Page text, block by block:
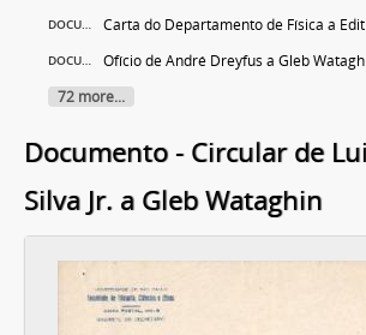
DOCUMENTO Carta do Departamento de Física a
DOCUMENTO
Ofício de André Dreyfus a Gleb
72 more...
Documento - Circular de
Silva Jr. a Gleb Wataghin